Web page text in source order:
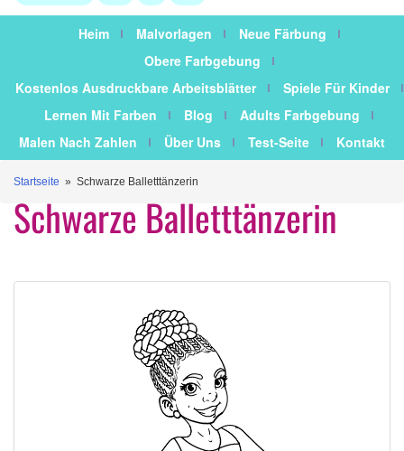
Heim Malvorlagen
Neue Färbung
Obere Farbgebung
Kostenlos Ausdruckbare Arbeitsblätter
Spiele Für Kinder
Lernen Mit Farben
Blog
Adults Farbgebung
Malen Nach Zahlen
Über Uns Test-Seite Kontakt
Startseite » Schwarze Balletttänzerin
Schwarze Balletttänzerin